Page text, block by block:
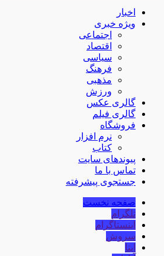
اخبار
ویژه خبری
اجتماعی
اقتصاد
سیاسی
فرهنگ
مذهبی
ورزش
گالری عکس
گالری فیلم
فروشگاه
نرم افزار
کتاب
پیوندهای سایت
تماس با ما
جستجوی پیشرفته
صفحه نخست
تلگرام
اینستاگرام
سروش
ایتا